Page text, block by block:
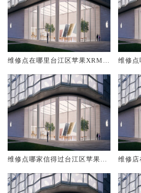
维修点在哪里台江区苹果XRMa
维修点
维修点哪家信得过台江区苹果X
维修店